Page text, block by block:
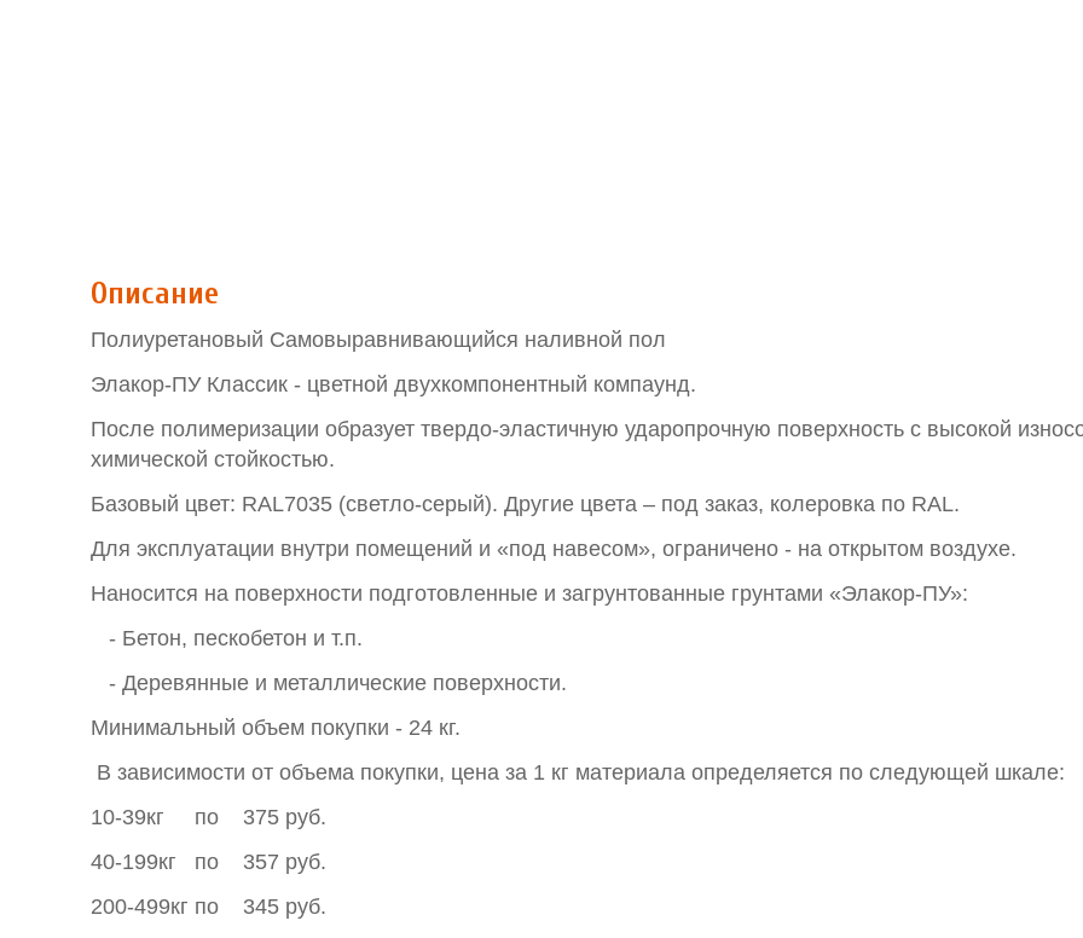
Описание
Полиуретановый Самовыравнивающийся наливной пол
Элакор-ПУ Классик - цветной двухкомпонентный компаунд.
После полимеризации образует твердо-эластичную ударопрочную поверхность с высокой
химической стойкостью.
Базовый цвет: RAL7035 (светло-серый). Другие цвета – под заказ, колеровка по RAL.
Для эксплуатации внутри помещений и «под навесом», ограничено - на открытом воздухе.
Наносится на поверхности подготовленные и загрунтованные грунтами «Элакор-ПУ»:
- Бетон, пескобетон и т.п.
- Деревянные и металлические поверхности.
Минимальный объем покупки - 24 кг.
В зависимости от объема покупки, цена за 1 кг материала определяется по следующей шкале:
10-39кг по 375 руб.
40-199кг по 357 руб.
200-499кг по 345 руб.